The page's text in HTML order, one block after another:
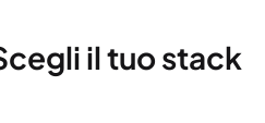
il tuo stack